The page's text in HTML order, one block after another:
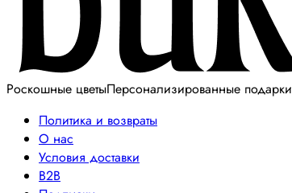
Роскошные цветыПерсонализированные подарки
Политика и возвраты
О нас
Условия доставки
B2B